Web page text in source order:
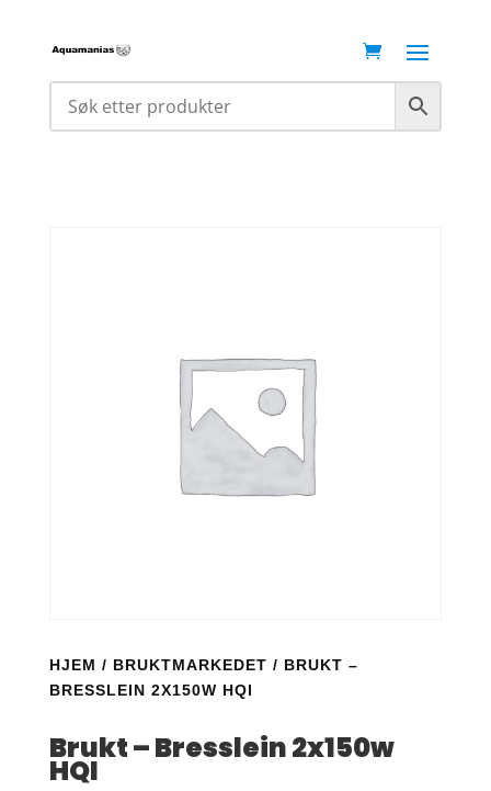
HJEM / BRUKTMARKEDET / BRUKT –
BRESSLEIN 2X150W HQI
Brukt – Bresslein 2x150w
HQI